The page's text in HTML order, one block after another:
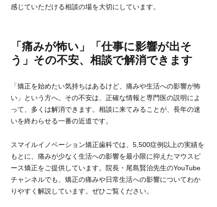
感じていただける相談の場を大切にしています。
「痛みが怖い」「仕事に影響が出そ
う」その不安、相談で解消できます
「矯正を始めたい気持ちはあるけど、痛みや生活への影響が怖
い」という方へ。その不安は、正確な情報と専門医の説明によ
って、多くは解消できます。相談に来てみることが、長年の迷
いを終わらせる一番の近道です。
スマイルイノベーション矯正歯科では、5,500症例以上の実績を
もとに、痛みが少なく生活への影響を最小限に抑えたマウスピ
ース矯正をご提供しています。院長・尾島賢治先生のYouTube
チャンネルでも、矯正の痛みや日常生活への影響についてわか
りやすく解説しています。ぜひご覧ください。